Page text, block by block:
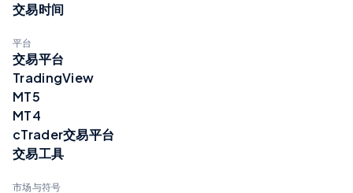
交易时间
平台
交易平台
TradingView
MT5
MT4
cTrader交易平台
交易工具
市场与符号